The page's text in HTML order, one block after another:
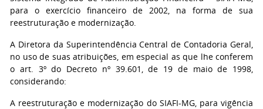
para o exercício financeiro de 2002, na forma de sua
reestruturação e modernização.
A Diretora da Superintendência Central de Contadoria Geral,
no uso de suas atribuições, em especial as que lhe conferem
o art. 3º do Decreto nº 39.601, de 19 de maio de 1998,
considerando:
A reestruturação e modernização do SIAFI-MG, para vigência